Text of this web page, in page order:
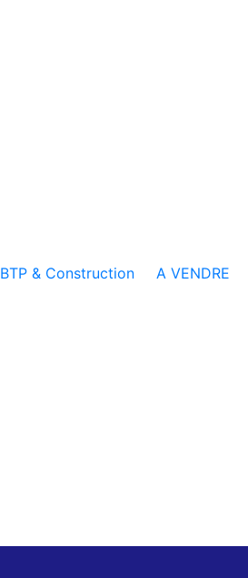
BTP & Construction A VENDRE